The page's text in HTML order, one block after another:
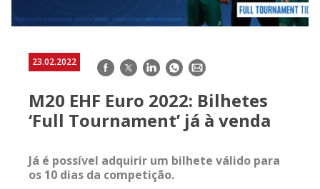
23.02.2022 Facebook
TwitterLinkedInWhatsApp
E-
M20 EHF Euro 2022: Bilhetes
‘Full Tournament’ já à venda
Já é possível adquirir um bilhete válido para
os 10 dias da competição.